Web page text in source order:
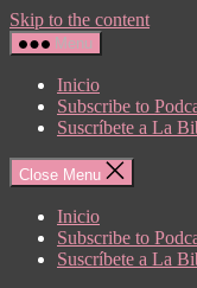
Skip to the content
Menu
Inicio
Subscribe to
Suscríbete a La
Close Menu
Inicio
Subscribe to
Suscríbete a La